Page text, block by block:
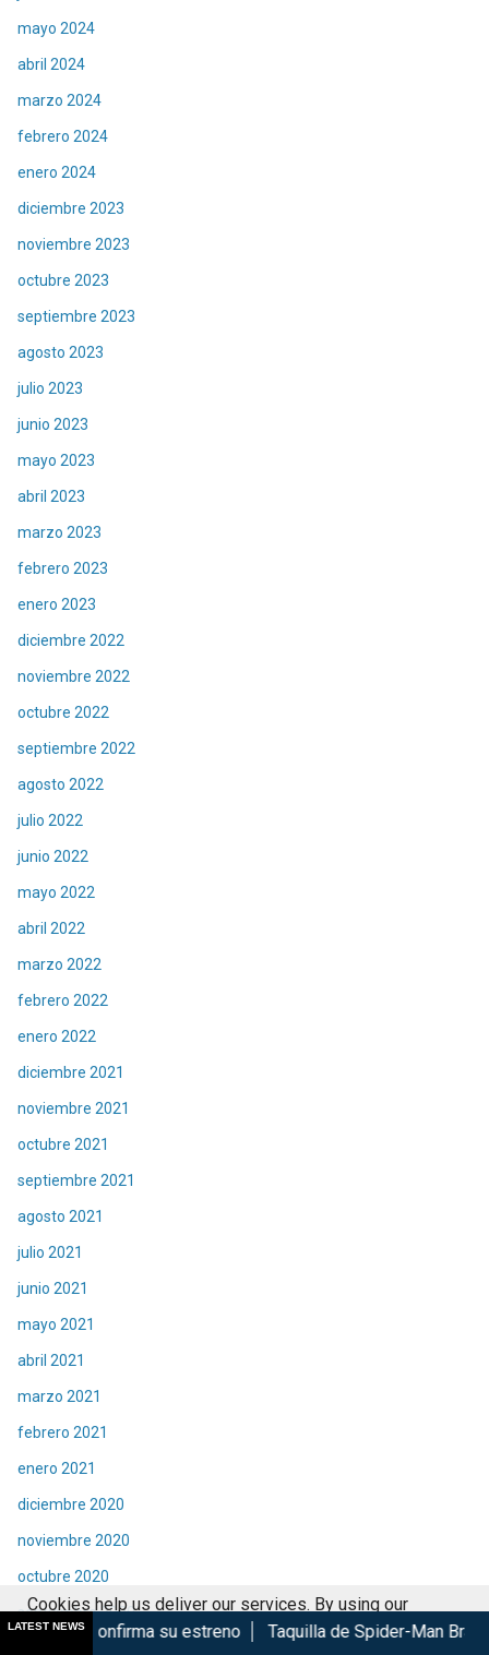
mayo 2024
abril 2024
marzo 2024
febrero 2024
enero 2024
diciembre 2023
noviembre 2023
octubre 2023
septiembre 2023
agosto 2023
julio 2023
junio 2023
mayo 2023
abril 2023
marzo 2023
febrero 2023
enero 2023
diciembre 2022
noviembre 2022
octubre 2022
septiembre 2022
agosto 2022
julio 2022
junio 2022
mayo 2022
abril 2022
marzo 2022
febrero 2022
enero 2022
diciembre 2021
noviembre 2021
octubre 2021
septiembre 2021
agosto 2021
julio 2021
junio 2021
mayo 2021
abril 2021
marzo 2021
febrero 2021
enero 2021
diciembre 2020
noviembre 2020
octubre 2020
septiembre 2020
LATEST NEWS
su estreno Taquilla de Spider-Man Brand New Day
Cookies help us deliver our services. By using our
services, you agree to our use of cookies.
Got it